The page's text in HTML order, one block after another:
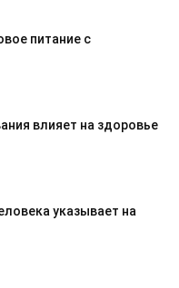
питание с
влияет на здоровье
указывает на